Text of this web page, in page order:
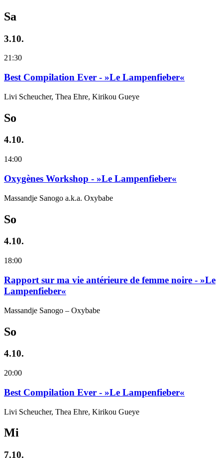
Sa
3.10.
21:30
Best Compilation Ever - »Le Lampenfieber«
Livi Scheucher, Thea Ehre, Kirikou Gueye
So
4.10.
14:00
Oxygènes Workshop - »Le Lampenfieber«
Massandje Sanogo a.k.a. Oxybabe
So
4.10.
18:00
Rapport sur ma vie antérieure de femme noire - »Le
Lampenfieber«
Massandje Sanogo – Oxybabe
So
4.10.
20:00
Best Compilation Ever - »Le Lampenfieber«
Livi Scheucher, Thea Ehre, Kirikou Gueye
Mi
7.10.